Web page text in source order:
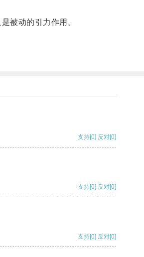
被动的引力作用。
支持[0] 反对[0]
支持[0] 反对[0]
支持[0] 反对[0]